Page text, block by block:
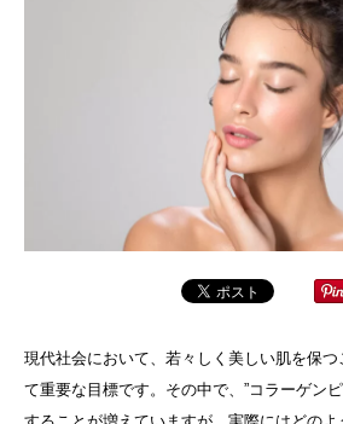
現代社会において、若々しく美しい肌を保
て重要な目標です。その中で、”コラーゲン